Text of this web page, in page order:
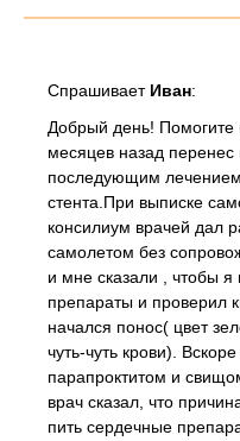
Спрашивает Иван:
Добрый день! Помогите
месяцев назад
последующим лечением
стента.При выписке
консилиум врачей дал
самолетом без
и мне сказали , чтобы
препараты и проверил
начался понос( цвет
чуть-чуть крови).
парапроктитом и
врач сказал, что
пить сердечные